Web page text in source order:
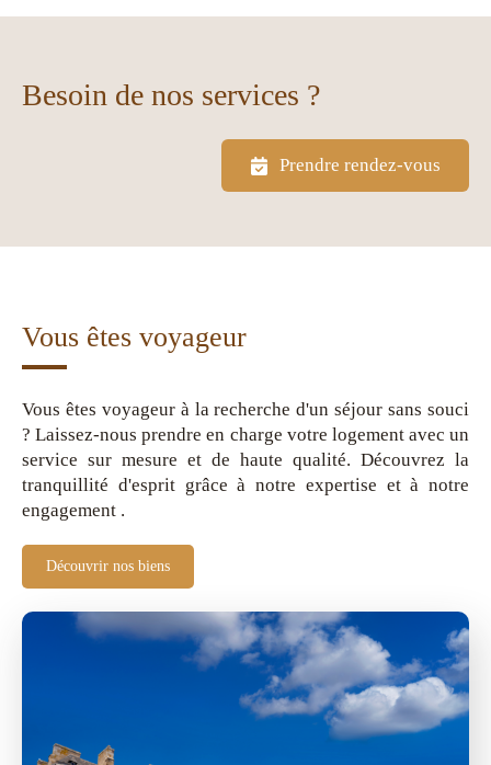
Besoin de nos services ?
Prendre rendez-vous
Vous êtes voyageur
Vous êtes voyageur à la recherche d'un séjour sans souci
? Laissez-nous prendre en charge votre logement avec un
service sur mesure et de haute qualité. Découvrez la
tranquillité d'esprit grâce à notre expertise et à notre
engagement .
Découvrir nos biens